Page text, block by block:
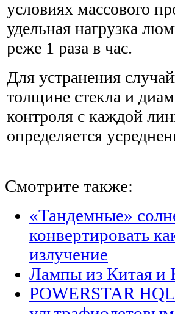
условиях массового
удельная нагрузка
реже 1 раза в час.
Для устранения
толщине стекла и
контроля с каждой
определяется
Смотрите также:
«Тандемные»
конвертировать
излучение
Лампы из Китая и
POWERSTAR